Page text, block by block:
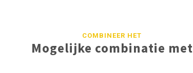
COMBINEER HET
Mogelijke combinatie met